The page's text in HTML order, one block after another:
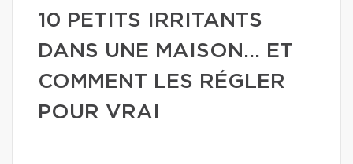
10 PETITS IRRITANTS
DANS UNE MAISON… ET
COMMENT LES RÉGLER
POUR VRAI